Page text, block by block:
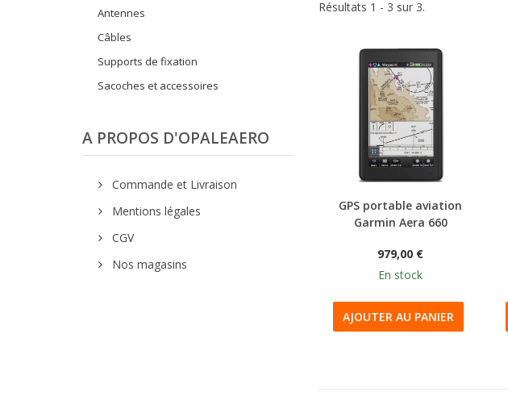
Antennes
Câbles
Supports de fixation
Sacoches et accessoires
A PROPOS D'OPALEAERO
Commande et Livraison
Mentions légales
CGV
Nos magasins
Résultats 1 - 3 sur 3.
GPS portable aviation
Garmin Aera 660
979,00 €
En stock
AJOUTER AU PANIER